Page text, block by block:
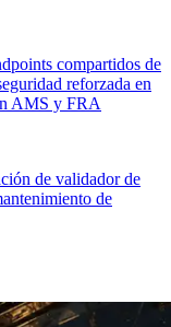
compartidos de
reforzada en
AMS y FRA
de validador de
de